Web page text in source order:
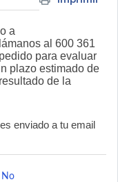
a
al 600 361
para evaluar
plazo estimado de
de la
enviado a tu email
No